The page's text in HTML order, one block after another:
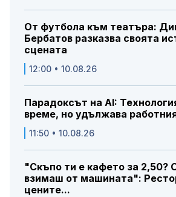
От футбола към театъра:
Бербатов разказва своята
сцената
12:00 • 10.08.26
Парадоксът на AI:
време, но удължава
11:50 • 10.08.26
"Скъпо ти е кафето за 2,50?
взимаш от машината":
цените...